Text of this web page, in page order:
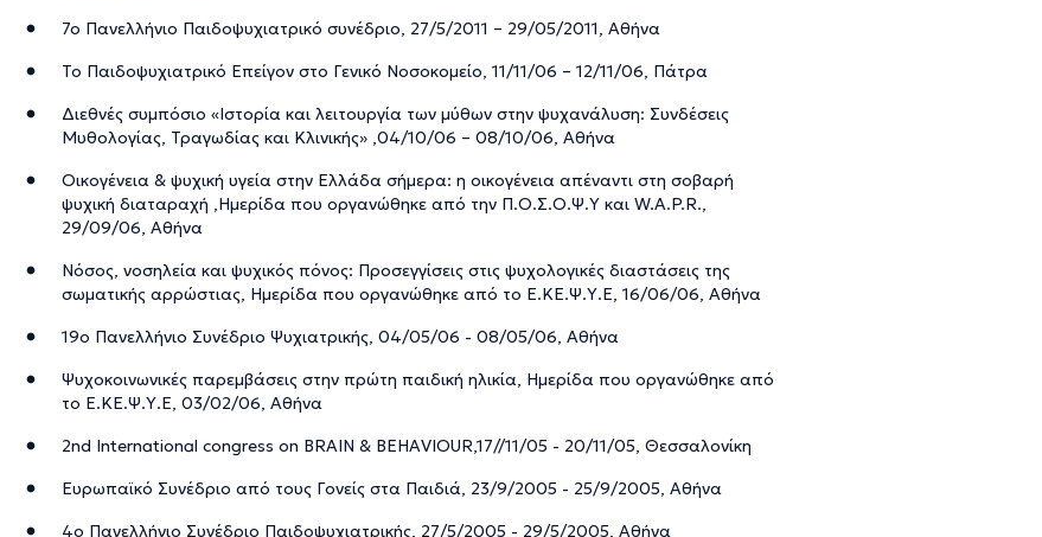
7o Πανελλήνιο Παιδοψυχιατρικό συνέδριο, 27/5/2011 – 29/05/2011, Αθήνα
Το Παιδοψυχιατρικό Επείγον στο Γενικό Νοσοκομείο, 11/11/06 – 12/11/06, Πάτρα
Διεθνές συμπόσιο «Ιστορία και λειτουργία των μύθων στην ψυχανάλυση: Συνδέσεις
Μυθολογίας, Τραγωδίας και Κλινικής» ,04/10/06 – 08/10/06, Αθήνα
Οικογένεια & ψυχική υγεία στην Ελλάδα σήμερα: η οικογένεια απέναντι στη σοβαρή
ψυχική διαταραχή ,Ημερίδα που οργανώθηκε από την Π.Ο.Σ.Ο.Ψ.Υ και W.A.P.R.,
29/09/06, Αθήνα
Νόσος, νοσηλεία και ψυχικός πόνος: Προσεγγίσεις στις ψυχολογικές διαστάσεις της
σωματικής αρρώστιας, Ημερίδα που οργανώθηκε από το Ε.ΚΕ.Ψ.Υ.Ε, 16/06/06, Αθήνα
19ο Πανελλήνιο Συνέδριο Ψυχιατρικής, 04/05/06 - 08/05/06, Αθήνα
Ψυχοκοινωνικές παρεμβάσεις στην πρώτη παιδική ηλικία, Ημερίδα που οργανώθηκε από
το Ε.ΚΕ.Ψ.Υ.Ε, 03/02/06, Αθήνα
2nd International congress on BRAIN & BEHAVIOUR,17//11/05 - 20/11/05, Θεσσαλονίκη
Ευρωπαϊκό Συνέδριο από τους Γονείς στα Παιδιά, 23/9/2005 - 25/9/2005, Αθήνα
4ο Πανελλήνιο Συνέδριο Παιδοψυχιατρικής, 27/5/2005 - 29/5/2005, Αθήνα